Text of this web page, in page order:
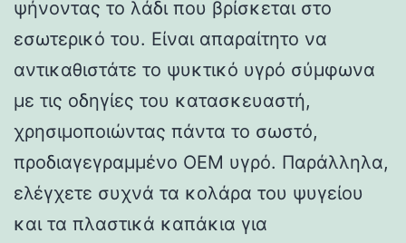
ψήνοντας το λάδι που βρίσκεται στο
εσωτερικό του. Είναι απαραίτητο να
αντικαθιστάτε το ψυκτικό υγρό σύμφωνα
με τις οδηγίες του κατασκευαστή,
χρησιμοποιώντας πάντα το σωστό,
προδιαγεγραμμένο OEM υγρό. Παράλληλα,
ελέγχετε συχνά τα κολάρα του ψυγείου
και τα πλαστικά καπάκια για